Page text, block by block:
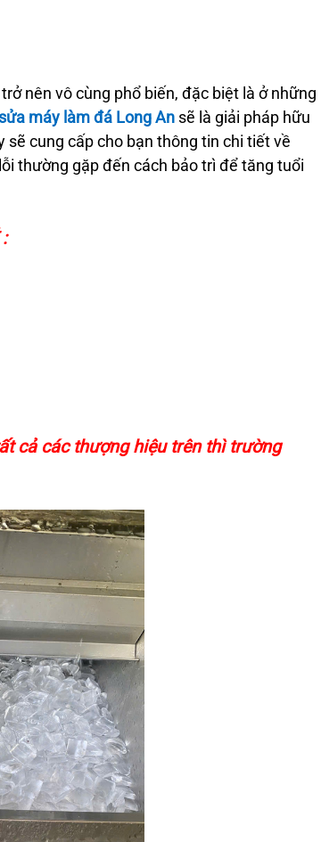
nên vô cùng phổ biến, đặc biệt là ở những
máy làm đá Long An sẽ là giải pháp hữu
cung cấp cho bạn thông tin chi tiết về
thường gặp đến cách bảo trì để tăng tuổi
cả các thượng hiệu trên thì trường